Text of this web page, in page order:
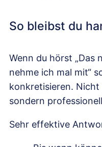
So bleibst du
Wenn du hörst „Das
nehme ich mal mit“
konkretisieren.
sondern
Sehr effektive